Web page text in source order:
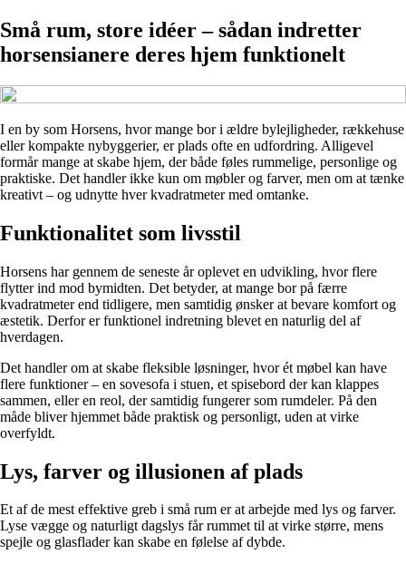
Små rum, store idéer – sådan indretter
horsensianere deres hjem funktionelt
I en by som Horsens, hvor mange bor i ældre bylejligheder, rækkehuse
eller kompakte nybyggerier, er plads ofte en udfordring. Alligevel
formår mange at skabe hjem, der både føles rummelige, personlige og
praktiske. Det handler ikke kun om møbler og farver, men om at tænke
kreativt – og udnytte hver kvadratmeter med omtanke.
Funktionalitet som livsstil
Horsens har gennem de seneste år oplevet en udvikling, hvor flere
flytter ind mod bymidten. Det betyder, at mange bor på færre
kvadratmeter end tidligere, men samtidig ønsker at bevare komfort og
æstetik. Derfor er funktionel indretning blevet en naturlig del af
hverdagen.
Det handler om at skabe fleksible løsninger, hvor ét møbel kan have
flere funktioner – en sovesofa i stuen, et spisebord der kan klappes
sammen, eller en reol, der samtidig fungerer som rumdeler. På den
måde bliver hjemmet både praktisk og personligt, uden at virke
overfyldt.
Lys, farver og illusionen af plads
Et af de mest effektive greb i små rum er at arbejde med lys og farver.
Lyse vægge og naturligt dagslys får rummet til at virke større, mens
spejle og glasflader kan skabe en følelse af dybde.